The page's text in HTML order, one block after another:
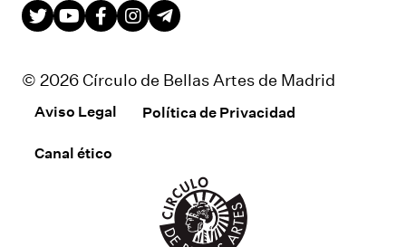
© 2026 Círculo de Bellas Artes de Madrid
Aviso Legal Política de Privacidad
Canal ético